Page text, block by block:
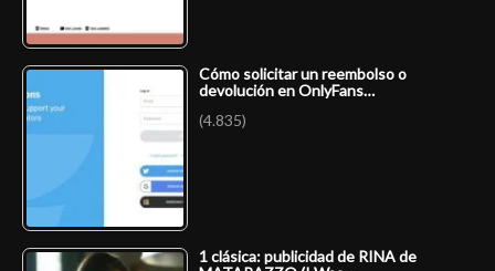
Cómo solicitar un reembolso o
devolución en OnlyFans…
(4.835)
1 clásica: publicidad de RINA de